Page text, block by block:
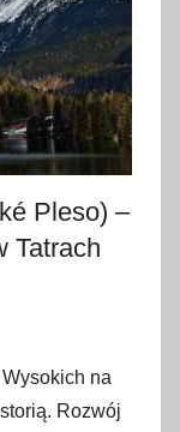
Pleso) –
Tatrach
na
Rozwój